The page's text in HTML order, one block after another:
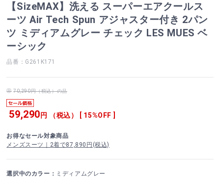
【SizeMAX】洗える スーパーエアクールス
ーツ Air Tech Spun アジャスター付き 2パン
ツ ミディアムグレー チェック LES MUES ベ
ーシック
品番：G261K171
70,290円（税込）の品
59,290 円 （税込） [ 15%OFF ]
お得なセール対象商品
メンズスーツ｜2着で87,890円(税込)
選択中のカラー： ミディアムグレー